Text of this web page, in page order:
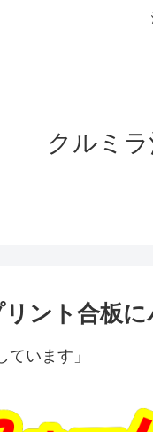
クルミ
リント合板
います」